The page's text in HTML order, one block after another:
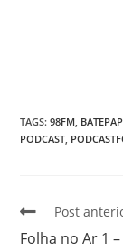
TAGS:98FM
PODCAST
Post
Folha no Ar 1